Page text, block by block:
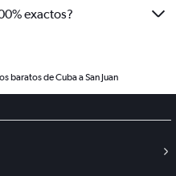
exactos?
baratos de Cuba a San Juan